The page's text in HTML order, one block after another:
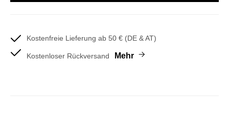
Kostenfreie Lieferung ab 50 € (DE & AT)
Kostenloser Rückversand Mehr